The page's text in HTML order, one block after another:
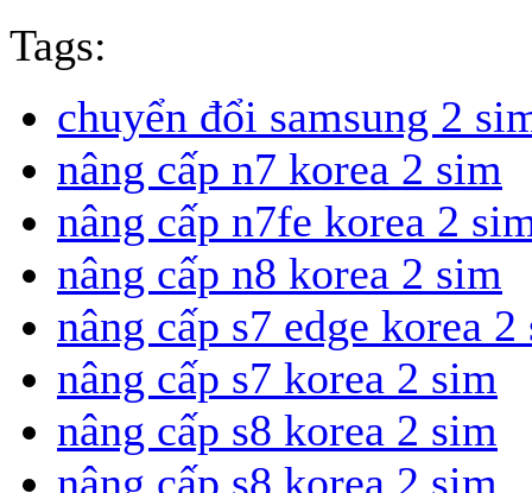
Tags:
chuyển đổi samsung 2
nâng cấp n7 korea 2 sim
nâng cấp n7fe korea 2
nâng cấp n8 korea 2 sim
nâng cấp s7 edge korea 2
nâng cấp s7 korea 2 sim
nâng cấp s8 korea 2 sim
nâng cấp s8 korea 2 sim